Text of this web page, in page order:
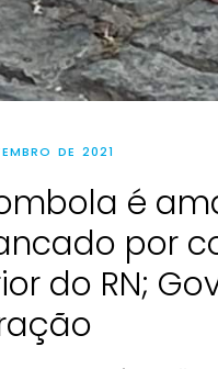
DE 2021
é
por
do RN;